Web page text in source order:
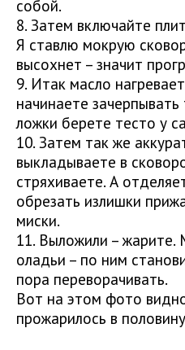
собой.
8. Затем включайте
Я ставлю мокрую
высохнет – значит
9. Итак масло
начинаете
ложки берете тесто у
10. Затем так же
выкладываете в
стряхиваете. А
обрезать излишки
миски.
11. Выложили –
оладьи – по ним
пора переворачивать.
Вот на этом фото
прожарилось в